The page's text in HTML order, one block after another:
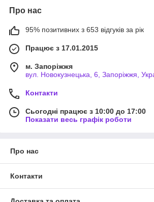
Про нас
95% позитивних з 653 відгуків за рік
Працює з 17.01.2015
м. Запоріжжя
вул. Новокузнецька, 6, Запоріжжя,
Контакти
Сьогодні працює з 10:00 до 17:00
Показати весь графік роботи
Про нас
Контакти